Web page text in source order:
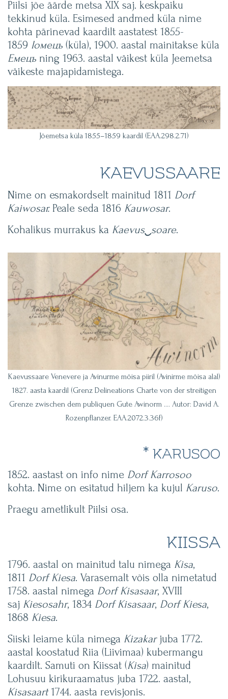
Piilsi jõe äärde metsa XIX saj. keskpaiku
tekkinud küla. Esimesed andmed küla nime
kohta pärinevad kaardilt aastatest 1855-
1859 Іомецъ (küla), 1900. aastal mainitakse küla
Емецъ ning 1963. aastal väikest küla Jeemetsa
väikeste majapidamistega.
Jõemetsa küla 1855–1859 kaardil (EAA.298.2.71)
KAEVUSSAARE
Nime on esmakordselt mainitud 1811 Dorf
Kaiwosar. Peale seda 1816 Kauwosar.
Kohalikus murrakus ka Kaevus‿soare.
Kaevussaare Venevere ja Avinurme mõisa piiril (Avinirme mõisa alal)
1827. aasta kaardil (Grenz Delineations Charte von der streitigen
Grenze zwischen dem publiquen Gute Awinorm …. Autor: David A.
Rozenpflanzer. EAA.2072.3.36f)
* KARUSOO
1852. aastast on info nime Dorf Karrosoo
kohta. Nime on esitatud hiljem ka kujul Karuso.
Praegu ametlikult Piilsi osa.
KIISSA
1796. aastal on mainitud talu nimega Kisa,
1811 Dorf Kiesa. Varasemalt võis olla nimetatud
1758. aastal nimega Dorf Kisasaar, XVIII
saj Kiesosahr, 1834 Dorf Kisasaar, Dorf Kiesa,
1868 Kiesa.
Siiski leiame küla nimega Kizakarjuba 1772.
aastal koostatud Riia (Liivimaa) kubermangu
kaardilt. Samuti on Kiissat (Kisa) mainitud
Lohusuu kirikuraamatus juba 1722. aastal,
Kisasaart1744. aasta revisjonis.